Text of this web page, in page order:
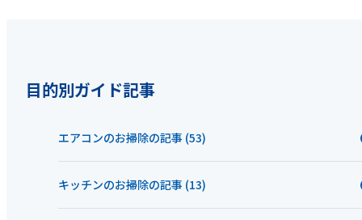
目的別ガイド記事
エアコンのお掃除の記事 (53)
キッチンのお掃除の記事 (13)